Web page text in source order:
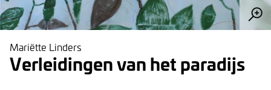
Mariëtte Linders
Verleidingen van het paradijs